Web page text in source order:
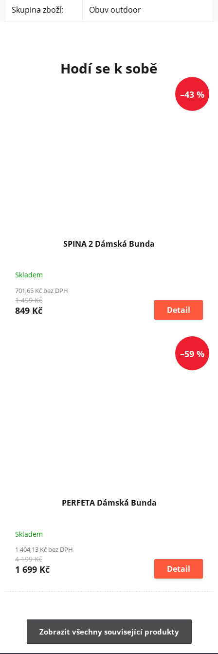
–43 %
SPINA 2 Dámská Bunda
Skladem
701,65 Kč bez DPH
1 499 Kč
849 Kč Detail
–59 %
PERFETA Dámská Bunda
Skladem
1 404,13 Kč bez DPH
4 199 Kč
1 699 Kč Detail
Zobrazit všechny související produkty
Skupina zboží: Obuv outdoor